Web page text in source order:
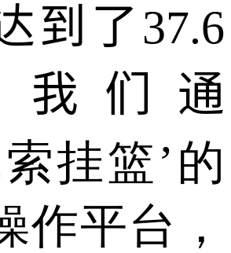
到了 37.6
我们通
挂篮’ 的
作平台，